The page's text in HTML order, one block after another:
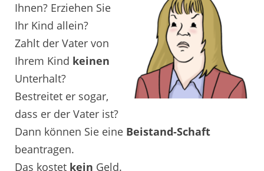
Ihnen? Erziehen Sie
Ihr Kind allein?
Zahlt der Vater von
Ihrem Kind keinen
Unterhalt?
Bestreitet er sogar,
dass er der Vater ist?
Dann können Sie eine Beistand-Schaft
beantragen.
Das kostet kein Geld.